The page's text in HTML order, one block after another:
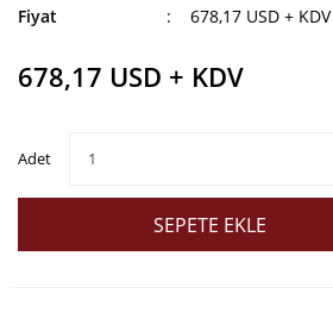
Fiyat
678,17 USD + KDV
678,17 USD + KDV
Adet
SEPETE EKLE